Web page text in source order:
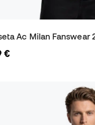
Ac Milan Fanswear
€